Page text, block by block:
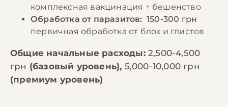
комплексная вакцинация + бешенство
Обработка от паразитов: 150-300 грн
первичная обработка от блох и глистов
Общие начальные расходы: 2,500-4,500
грн (базовый уровень), 5,000-10,000 грн
(премиум уровень)